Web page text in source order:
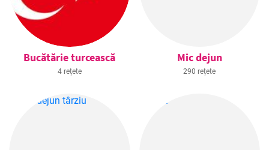
Bucătărie turcească
4 rețete
Mic dejun
290 rețete